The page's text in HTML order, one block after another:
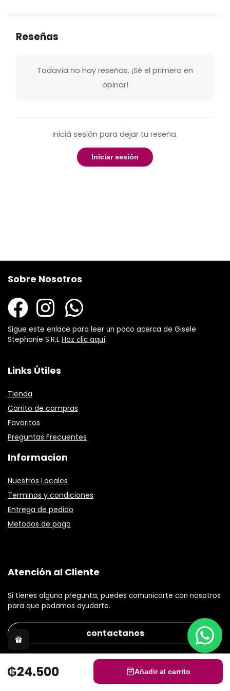
Reseñas
Todavía no hay reseñas. ¡Sé el primero en
opinar!
Iniciá sesión para dejar tu reseña.
Iniciar sesión
Sobre Nosotros
Sigue este enlace para leer un poco acerca de Gisele
Stephanie S.R.L Haz clic aquí
Links Útiles
Tienda
Carrito de compras
Favoritos
Preguntas Frecuentes
Informacion
Nuestros Locales
Terminos y condiciones
Entrega de pedido
Metodos de pago
Atención al Cliente
Si tienes alguna pregunta, puedes comunicarte con nosotros
para que podamos ayudarte.
contactanos
₲24.500 Añadir al carrito